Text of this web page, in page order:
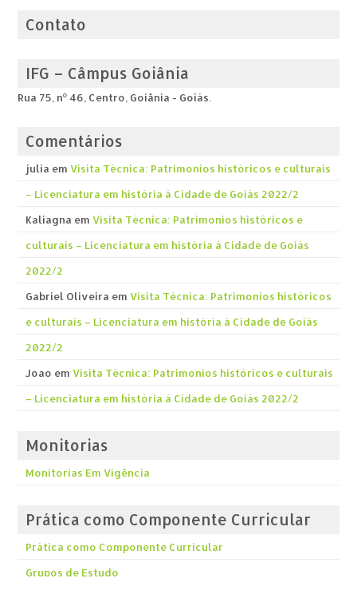
Contato
IFG – Câmpus Goiânia
Rua 75, nº 46, Centro, Goiânia - Goiás.
Comentários
julia em Visita Técnica: Patrimonios históricos e culturais
– Licenciatura em história á Cidade de Goiás 2022/2
Kaliagna em Visita Técnica: Patrimonios históricos e
culturais – Licenciatura em história á Cidade de Goiás
2022/2
Gabriel Oliveira em Visita Técnica: Patrimonios históricos
e culturais – Licenciatura em história á Cidade de Goiás
2022/2
Joao em Visita Técnica: Patrimonios históricos e culturais
– Licenciatura em história á Cidade de Goiás 2022/2
Monitorias
Monitorias Em Vigência
Prática como Componente Curricular
Prática como Componente Curricular
Grupos de Estudo